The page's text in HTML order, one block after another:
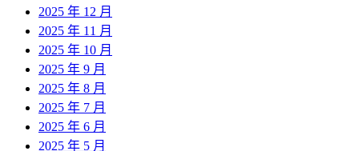
2025 年 12 月
2025 年 11 月
2025 年 10 月
2025 年 9 月
2025 年 8 月
2025 年 7 月
2025 年 6 月
2025 年 5 月